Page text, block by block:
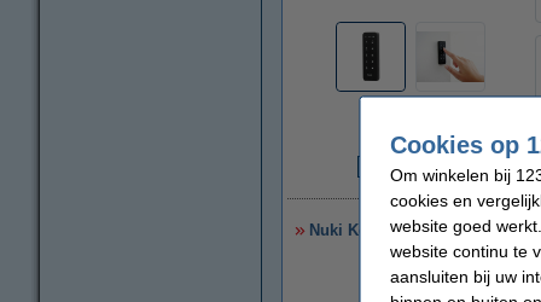
Nuki Keyfob | Geschikt voor
Cookies op
Om winkelen bij
cookies en
website goed
website continu te
aansluiten bij uw